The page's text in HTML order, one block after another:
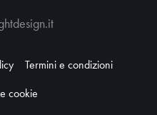
Termini e condizioni
cookie